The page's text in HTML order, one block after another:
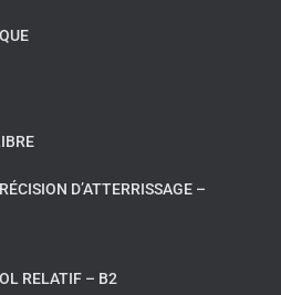
D’ATTERRISSAGE –
RELATIF – B2